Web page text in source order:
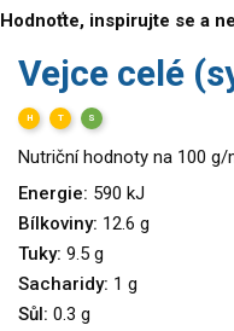
Hodnoťte, inspirujte se a
Vejce celé
H T S
Nutriční hodnoty na 100 g/
Energie: 590 kJ
Bílkoviny: 12.6 g
Tuky: 9.5 g
Sacharidy: 1 g
Sůl: 0.3 g